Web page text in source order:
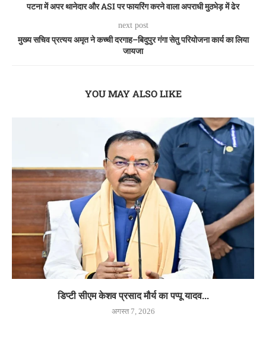
पटना में अपर थानेदार और ASI पर फायरिंग करने वाला अपराधी मुठभेड़ में ढेर
next post
मुख्य सचिव प्रत्यय अमृत ने कच्ची दरगाह–बिदुपुर गंगा सेतु परियोजना कार्य का लिया
जायजा
YOU MAY ALSO LIKE
डिप्टी सीएम केशव प्रसाद मौर्य का पप्पू यादव...
अगस्त 7, 2026